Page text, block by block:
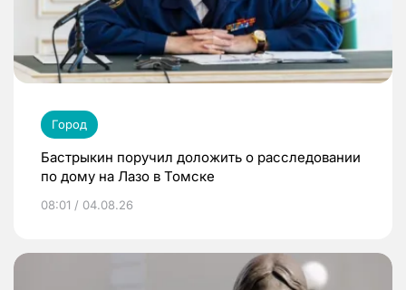
Город
Бастрыкин поручил доложить о расследовании
по дому на Лазо в Томске
08:01 / 04.08.26